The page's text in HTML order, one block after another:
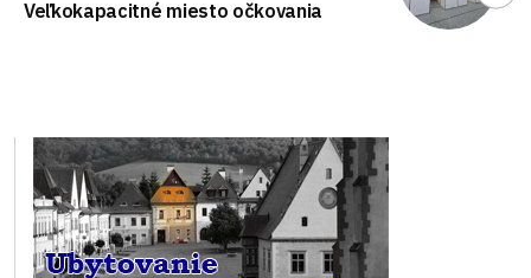
Veľkokapacitné miesto očkovania